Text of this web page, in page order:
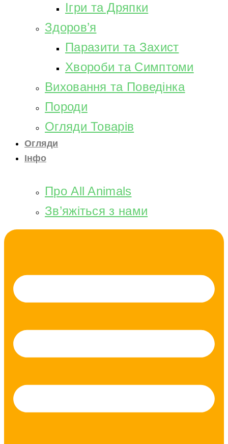
Ігри та Дряпки
Здоров’я
Паразити та Захист
Хвороби та Симптоми
Виховання та Поведінка
Породи
Огляди Товарів
Огляди
Інфо
Про All Animals
Зв’яжіться з нами